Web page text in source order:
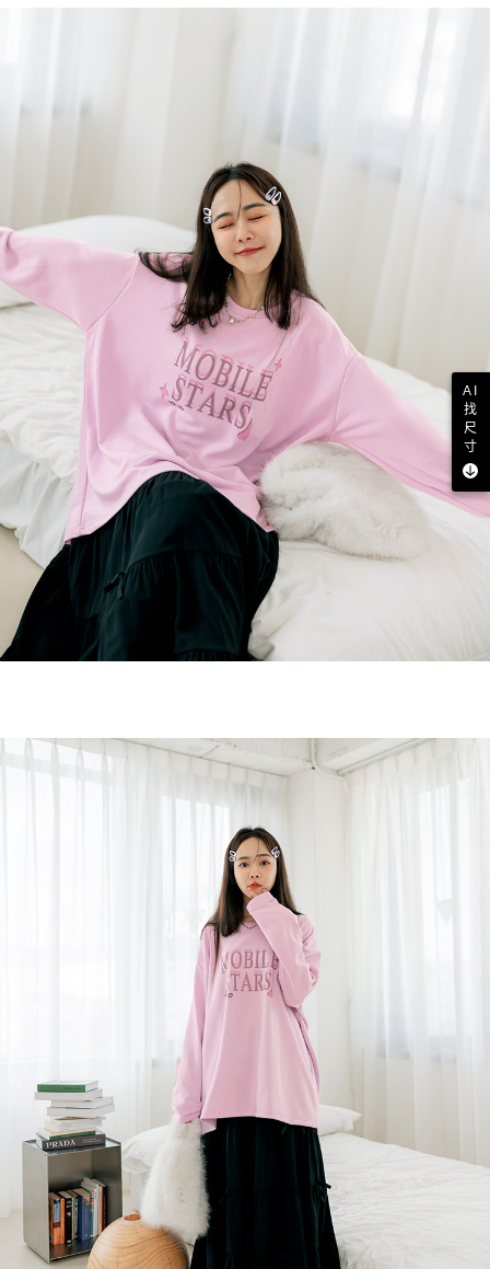
AI
找
尺
寸